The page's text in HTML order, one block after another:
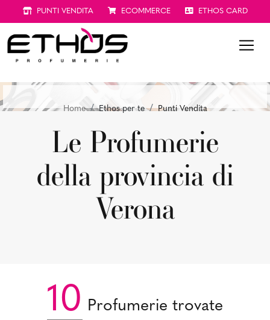
PUNTI VENDITA ECOMMERCE ETHOS CARD
Home Ethos per te Punti Vendita
Le Profumerie
della provincia di
Verona
10 Profumerie trovate